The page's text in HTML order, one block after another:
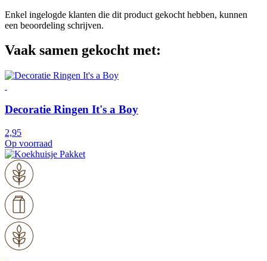
Enkel ingelogde klanten die dit product gekocht hebben, kunnen
een beoordeling schrijven.
Vaak samen gekocht met:
Decoratie Ringen It's a Boy
2,95
Op voorraad